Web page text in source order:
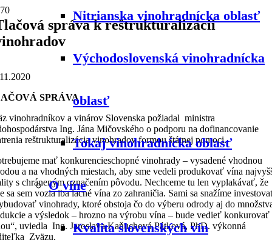
Nitrianska vinohradnícka oblasť
Východoslovenská vinohradnícka
oblasť
Tokaj vinohradnícka oblasť
O víne
Kvalita slovenských vín
správa k reštrukturalizácii
SPRÁVA
vinohradníkov a vinárov Slovenska požiadal ministra
Ing. Jána Mičovského o podporu na dofinancovanie
reštrukturalizácia vinohradov formou štátnej pomoci.
mať konkurencieschopné vinohrady – vysadené vhodnou
a na vhodných miestach, aby sme vedeli produkovať vína
s chráneným označením pôvodu. Nechceme tu len vyplakávať, že
sa sem vozia iba lacné vína zo zahraničia. Sami sa snažíme
vinohrady, ktoré obstoja čo do výberu odrody aj do
a výsledok – hrozno na výrobu vína – bude vedieť konkurovať
uviedla Ing. Jaroslava Kaňuchová Pátková, PhD. výkonná
Zväzu.